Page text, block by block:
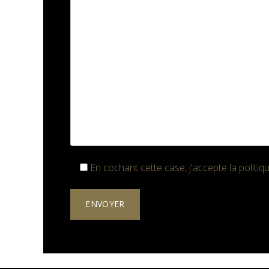
En cochant cette case, j'accepte la